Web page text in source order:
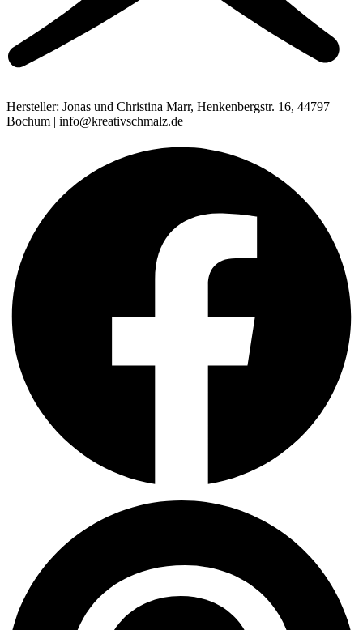
Hersteller: Jonas und Christina Marr, Henkenbergstr. 16, 44797
Bochum | info@kreativschmalz.de